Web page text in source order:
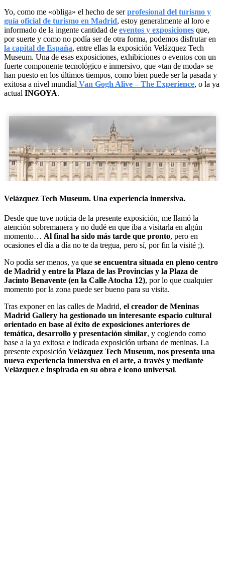
Yo, como me «obliga» el hecho de serprofesional del turismo y
guía oficial de turismo en Madrid, estoy generalmente al loro e
informado de la ingente cantidad de eventos y exposiciones que,
por suerte y como no podía ser de otra forma, podemos disfrutar en
la capital de España, entre ellas la exposición Velázquez Tech
Museum. Una de esas exposiciones, exhibiciones o eventos con un
fuerte componente tecnológico e inmersivo, que «tan de moda» se
han puesto en los últimos tiempos, como bien puede ser la pasada y
exitosa a nivel mundial Van Gogh Alive – The Experience, o la ya
actual INGOYA.
Velázquez Tech Museum. Una experiencia inmersiva.
Desde que tuve noticia de la presente exposición, me llamó la
atención sobremanera y no dudé en que iba a visitarla en algún
momento… Al final ha sido más tarde que pronto, pero en
ocasiones el día a día no te da tregua, pero sí, por fin la visité ;).
No podía ser menos, ya que se encuentra situada en pleno centro
de Madrid y entre la Plaza de las Provincias y la Plaza de
Jacinto Benavente (en la Calle Atocha 12), por lo que cualquier
momento por la zona puede ser bueno para su visita.
Tras exponer en las calles de Madrid, el creador de Meninas
Madrid Gallery ha gestionado un interesante espacio cultural
orientado en base al éxito de exposiciones anteriores de
temática, desarrollo y presentación similar, y cogiendo como
base a la ya exitosa e indicada exposición urbana de meninas. La
presente exposición Velázquez Tech Museum, nos presenta una
nueva experiencia inmersiva en el arte, a través y mediante
Velázquez e inspirada en su obra e icono universal.